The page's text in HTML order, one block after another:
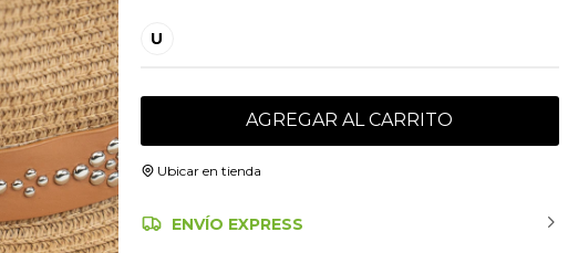
U
AGREGAR AL CARRITO
Ubicar en tienda
ENVÍO EXPRESS